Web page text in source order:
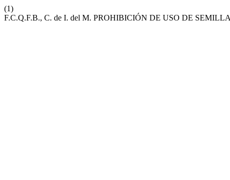
(1)
F.C.Q.F.B., C. de I. del M. PROHIBICIÓN DE USO DE